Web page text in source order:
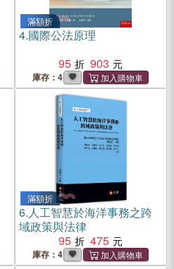
滿額折
4.國際公法原理
95
903
庫存：4
滿額折
6.人工智慧於海洋事務之跨
域政策與法律
95
475
庫存：4